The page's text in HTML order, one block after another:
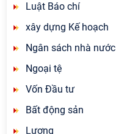
Luật Báo chí
xây dựng Kế hoạch
Ngân sách nhà nước
Ngoại tệ
Vốn Đầu tư
Bất động sản
Lương